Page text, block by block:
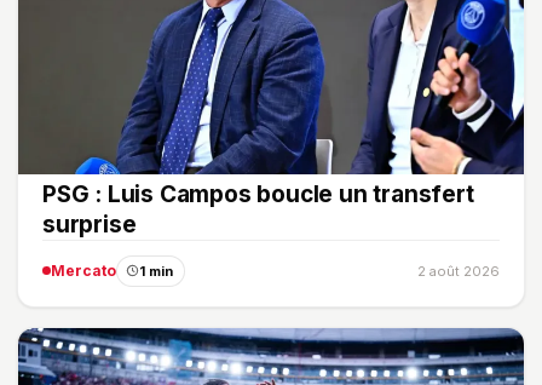
PSG : Luis Campos boucle un transfert
surprise
Mercato 1 min 2 août 2026